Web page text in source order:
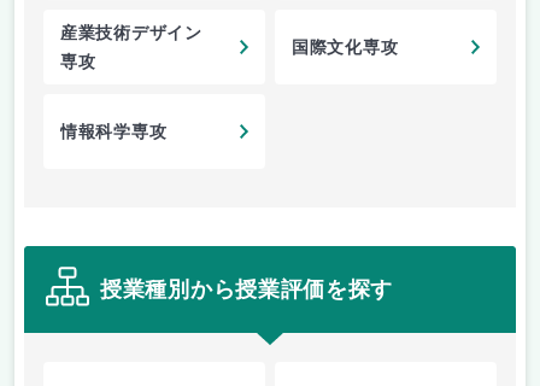
産業技術デザイン
専攻
国際文化専攻
情報科学専攻
授業種別から授業評価を探す